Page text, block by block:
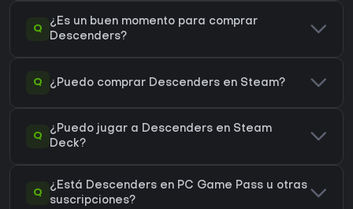
Q
¿Es un buen momento para comprar
Descenders?
Q ¿Puedo comprar Descenders en Steam?
Q
¿Puedo jugar a Descenders en Steam
Deck?
Q
¿Está Descenders en PC Game Pass u otras
suscripciones?